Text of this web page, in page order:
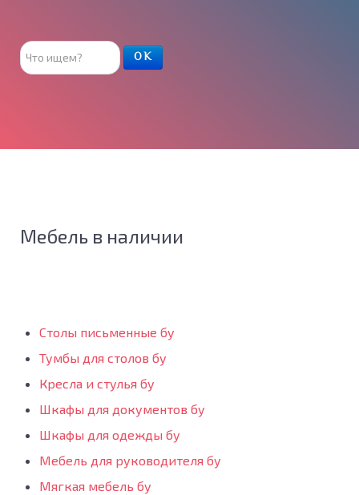
Поиск
товара
ОК
Мебель в наличии
Столы письменные бу
Тумбы для столов бу
Кресла и стулья бу
Шкафы для документов бу
Шкафы для одежды бу
Мебель для руководителя бу
Мягкая мебель бу